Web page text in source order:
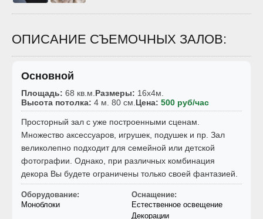
ОПИСАНИЕ СЪЕМОЧНЫХ ЗАЛОВ:
Основной
Площадь: 68 кв.м. Размеры: 16x4м.
Высота потолка: 4 м. 80 см. Цена: 500 руб/час
Просторный зал с уже построенными сценам.
Множество аксессуаров, игрушек, подушек и пр. Зал
великолепно подходит для семейной или детской
фотографии. Однако, при различных комбинация
декора Вы будете ограничены только своей фантазией.
Оборудование:
Моноблоки
Оснащение:
Естественное освещение
Декорации